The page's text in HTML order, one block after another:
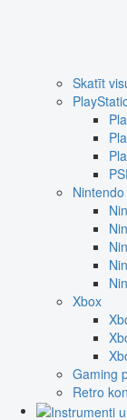
Skatīt
Nintendo
Xbox
Gaming
Retro